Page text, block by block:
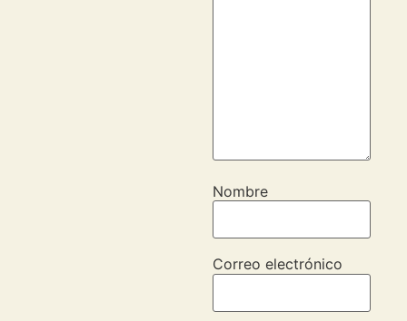
Nombre
Correo electrónico